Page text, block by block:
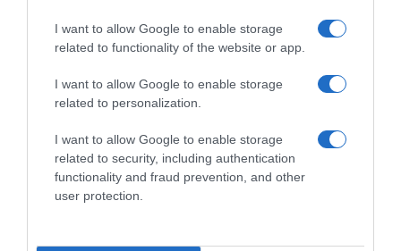
I want to allow Google to enable storage
related to functionality of the website or app.
I want to allow Google to enable storage
related to personalization.
I want to allow Google to enable storage
related to security, including authentication
functionality and fraud prevention, and other
user protection.